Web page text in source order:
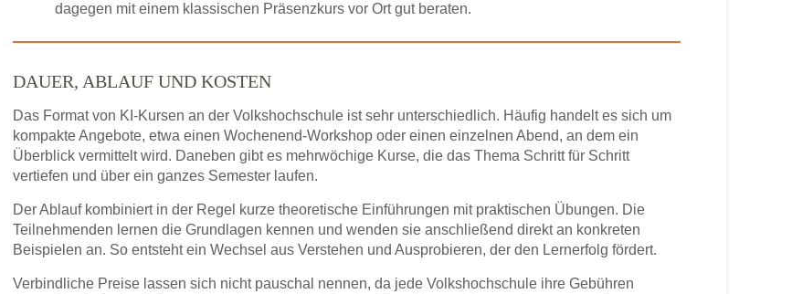
dagegen mit einem klassischen Präsenzkurs vor Ort gut beraten.
DAUER, ABLAUF UND KOSTEN
Das Format von KI-Kursen an der Volkshochschule ist sehr unterschiedlich. Häufig handelt es sich um
kompakte Angebote, etwa einen Wochenend-Workshop oder einen einzelnen Abend, an dem ein
Überblick vermittelt wird. Daneben gibt es mehrwöchige Kurse, die das Thema Schritt für Schritt
vertiefen und über ein ganzes Semester laufen.
Der Ablauf kombiniert in der Regel kurze theoretische Einführungen mit praktischen Übungen. Die
Teilnehmenden lernen die Grundlagen kennen und wenden sie anschließend direkt an konkreten
Beispielen an. So entsteht ein Wechsel aus Verstehen und Ausprobieren, der den Lernerfolg fördert.
Verbindliche Preise lassen sich nicht pauschal nennen, da jede Volkshochschule ihre Gebühren